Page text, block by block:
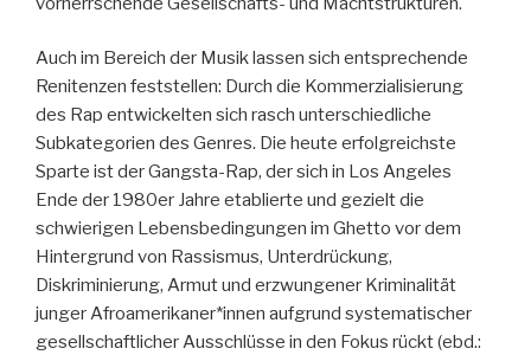
Auch im Bereich der Musik lassen sich entsprechende
Renitenzen feststellen: Durch die Kommerzialisierung
des Rap entwickelten sich rasch unterschiedliche
Subkategorien des Genres. Die heute erfolgreichste
Sparte ist der Gangsta-Rap, der sich in Los Angeles
Ende der 1980er Jahre etablierte und gezielt die
schwierigen Lebensbedingungen im Ghetto vor dem
Hintergrund von Rassismus, Unterdrückung,
Diskriminierung, Armut und erzwungener Kriminalität
junger Afroamerikaner*innen aufgrund systematischer
gesellschaftlicher Ausschlüsse in den Fokus rückt (ebd.: